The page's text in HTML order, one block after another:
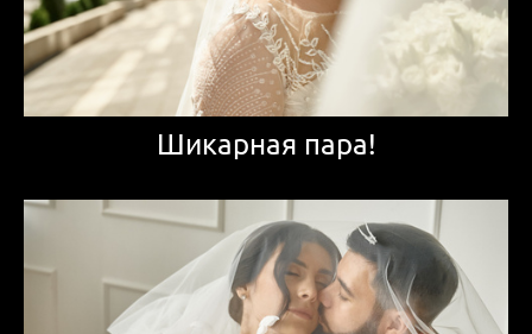
Шикарная пара!